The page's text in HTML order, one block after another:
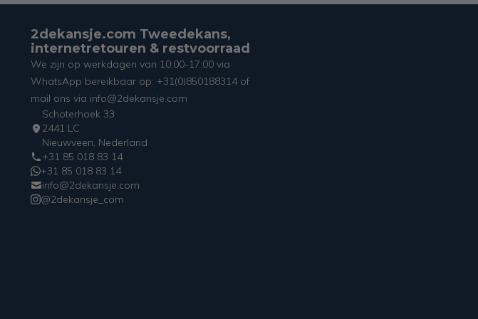
2dekansje.com Tweedekans,
internetretouren & restvoorraad
We zijn op werkdagen van 10:00-17:00 via
WhatsApp bereikbaar op: +31(0)850188314 of
mail ons via info@2dekansje.com
Schoterhoek 33
2441 LC
Nieuwveen, Nederland
+31 85 018 83 14
+31 85 018 83 14
info@2dekansje.com
@2dekansje_com